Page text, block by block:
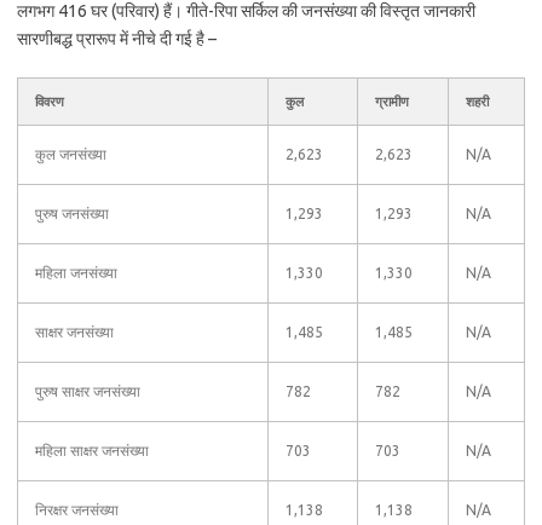
लगभग 416 घर (परिवार) हैं। गीते-रिपा सर्किल की जनसंख्या की विस्तृत जानकारी
सारणीबद्ध प्रारूप में नीचे दी गई है –
विवरण कुल ग्रामीण शहरी
कुल जनसंख्या 2,623 2,623 N/A
पुरुष जनसंख्या 1,293 1,293 N/A
महिला जनसंख्या 1,330 1,330 N/A
साक्षर जनसंख्या 1,485 1,485 N/A
पुरुष साक्षर जनसंख्या 782 782 N/A
महिला साक्षर जनसंख्या 703 703 N/A
निरक्षर जनसंख्या 1,138 1,138 N/A